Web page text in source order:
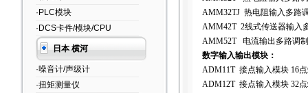
·PLC模块
·DCS卡件/模块/CPU
日本 横河
·噪音计/声级计
·扭矩测量仪
AMM32TJ 热电阻输入多路
AMM42T 2线式传送器输入
AMM52T 电流输出多路调
数字输入输出模块：
ADM11T 接点输入模块 16
ADM12T 接点输入模块 32